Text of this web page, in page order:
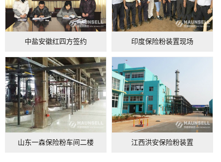
中盐安徽红四方签约 印度保险粉装置现场
山东一森保险粉车间二楼 江西洪安保险粉装置